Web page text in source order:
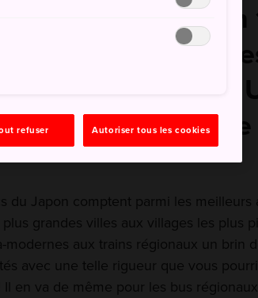
se situe à
douze
pour s'y rendre.
il est très facile
du Japon comptent parmi les meilleurs
grandes villes aux villages les plus
modernes aux trains régionaux un brin
avec une telle rigueur que vous
Il en va de même pour les bus
refuser Autoriser tous les cookies